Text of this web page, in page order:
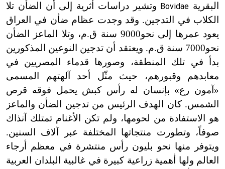
البقرية Bovidae وتشير دراسات أثرية إلى أن الضأن تلا
الكلاب في التدجين. وقد وجدت عظام ضأن في العراق
يعود عمرها إلى نحو9000 سنة ق.م، وتلا الماعز الضأن
نحو7000 سنة ق.م. ويعتقد أن تدجين النوعين المذكورين
بدأ في تلك المنطقة، وصورها قدماء المصريين في
معابدهم وقبورهم، حيث مثّل أحد آلهتهم المسمى
«آمون رع» بإنسان له رأس كبش يحمل فوقه قرص
الشمس. كان الهدف الرئيس من تدجين الضأن والماعز
هو الاستفادة من لحومها، ولم تكن الأغنام تمتلك آنذاك
صوفاً، وتطورت منتجاتها المختلفة عبر آلاف السنين.
ويتوفر منها نحو بليون رأس منتشرة في معظم أرجاء
العالم ولها أهمية زراعية كبيرة في غالبية البلدان العربية